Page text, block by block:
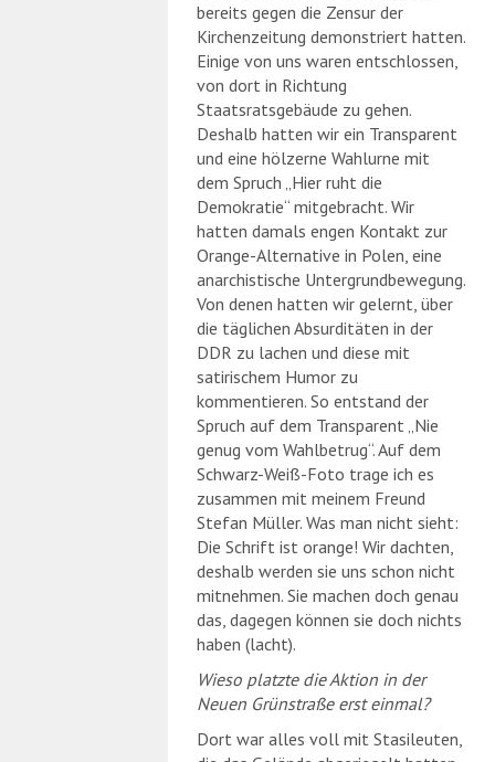
bereits gegen die Zensur der
Kirchenzeitung demonstriert hatten.
Einige von uns waren entschlossen,
von dort in Richtung
Staatsratsgebäude zu gehen.
Deshalb hatten wir ein Transparent
und eine hölzerne Wahlurne mit
dem Spruch „Hier ruht die
Demokratie“ mitgebracht. Wir
hatten damals engen Kontakt zur
Orange-Alternative in Polen, eine
anarchistische Untergrundbewegung.
Von denen hatten wir gelernt, über
die täglichen Absurditäten in der
DDR zu lachen und diese mit
satirischem Humor zu
kommentieren. So entstand der
Spruch auf dem Transparent „Nie
genug vom Wahlbetrug“. Auf dem
Schwarz-Weiß-Foto trage ich es
zusammen mit meinem Freund
Stefan Müller. Was man nicht sieht:
Die Schrift ist orange! Wir dachten,
deshalb werden sie uns schon nicht
mitnehmen. Sie machen doch genau
das, dagegen können sie doch nichts
haben (lacht).
Wieso platzte die Aktion in der
Neuen Grünstraße erst einmal?
Dort war alles voll mit Stasileuten,